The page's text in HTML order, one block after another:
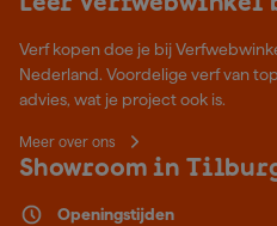
Verf kopen doe je bij
Nederland. Voordelige verf van
advies, wat je project ook is.
Meer over ons
Showroom in
Openingstijden